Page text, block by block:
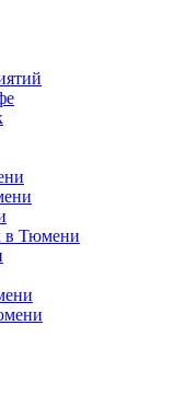
в Тюмени